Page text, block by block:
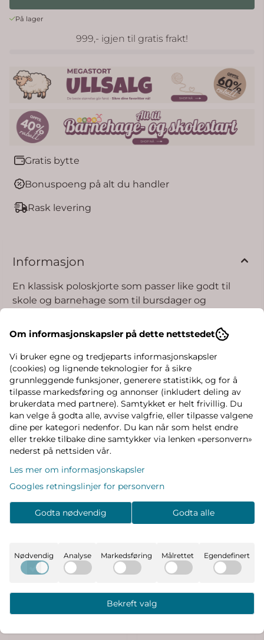
På lager
999,- igjen til gratis frakt!
Gratis bytte
Bonuspoeng på alt du handler
Rask levering
Informasjon
En klassisk poloskjorte som passer like godt til
skole og barnehage som til bursdager og
behagelig mot huden og gir god bevegelsesfrihet
Polokragen og knappene i halsen gir et tidløst og
velkledd uttrykk, samtidig som den komfortable
passformen gjør den til en favoritt i
hverdagsgarderoben. Kombiner den med shorts
på varme dager eller jeans for en mer oppkledd
look.
Produsent
🔥Populært blant andre foreldre
-40%
Om informasjonskapsler på dette nettstedet
Vi bruker egne og tredjeparts informasjonskapsler
(cookies) og lignende teknologier for å sikre
grunnleggende funksjoner, generere statistikk, og for å
tilpasse markedsføring og annonser (inkludert deling av
brukerdata med partnere). Samtykket er helt frivillig. Du
kan velge å godta alle, avvise valgfrie, eller tilpasse valgene
dine per kategori nedenfor. Du kan når som helst endre
eller trekke tilbake dine samtykker via lenken «personvern»
nederst på nettsiden vår.
Les mer om informasjonskapsler
Googles retningslinjer for personvern
Godta nødvendig Godta alle
Nødvendig Analyse Markedsføring Målrettet Egendefinert
Bekreft valg